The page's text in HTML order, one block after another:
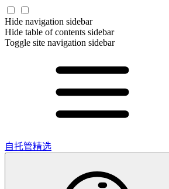
Hide navigation sidebar
Hide table of contents sidebar
Toggle site navigation sidebar
自托管精选